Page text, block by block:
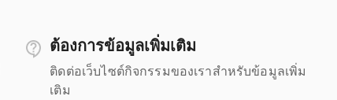
ต้องการข้อมูลเพิ่มเติม
ติดต่อเว็บไซต์กิจกรรมของเราสำหรับข้อมูลเพิ่ม
เติม